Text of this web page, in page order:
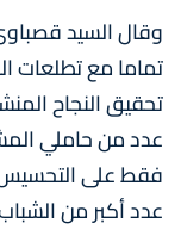
وقال السيد
تماما مع
تحقيق النجاح
عدد من حاملي
فقط على التحسيس
عدد أكبر من